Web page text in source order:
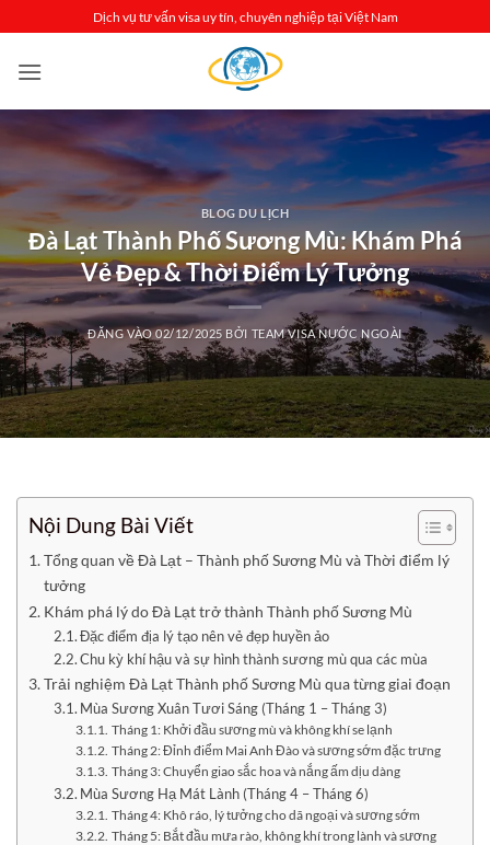
qua
nội
Dịch vụ tư vấn visa uy tín, chuyên nghiệp tại Việt Nam
BLOG DU LỊCH
Đà Lạt Thành Phố Sương Mù: Khám Phá
Vẻ Đẹp & Thời Điểm Lý Tưởng
ĐĂNG VÀO02/12/2025 BỞI TEAM VISA NƯỚC NGOÀI
Nội Dung Bài Viết
Tổng quan về Đà Lạt – Thành phố Sương Mù và Thời điểm lý
tưởng
Khám phá lý do Đà Lạt trở thành Thành phố Sương Mù
Đặc điểm địa lý tạo nên vẻ đẹp huyền ảo
Chu kỳ khí hậu và sự hình thành sương mù qua các mùa
Trải nghiệm Đà Lạt Thành phố Sương Mù qua từng giai đoạn
Mùa Sương Xuân Tươi Sáng (Tháng 1 – Tháng 3)
Tháng 1: Khởi đầu sương mù và không khí se lạnh
Tháng 2: Đỉnh điểm Mai Anh Đào và sương sớm đặc trưng
Tháng 3: Chuyển giao sắc hoa và nắng ấm dịu dàng
Mùa Sương Hạ Mát Lành (Tháng 4 – Tháng 6)
Tháng 4: Khô ráo, lý tưởng cho dã ngoại và sương sớm
Tháng 5: Bắt đầu mưa rào, không khí trong lành và sương